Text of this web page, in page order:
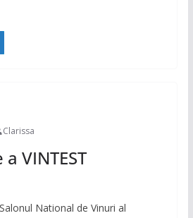
Clarissa
VINTEST
National de Vinuri al